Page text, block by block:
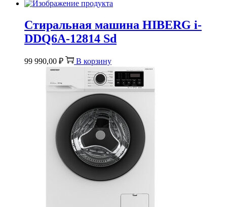
Стиральная машина HIBERG i-
DDQ6A-12814 Sd
99 990,00 ₽ В корзину